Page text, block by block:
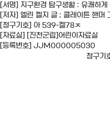
[서명] 지구환경 탐구생활 : 유쾌하
[저자] 엘린 켈지 글 ; 클레이튼 핸머
[청구기호] 아 539-켈78ㅈ
[자료실] [진천군립]어린이자료실
[등록번호] JJM000005030
청구기